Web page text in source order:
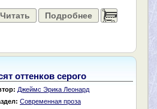
Читать Подробнее ......
оттенков серого
Джеймс Эрика Леонард
Современная проза